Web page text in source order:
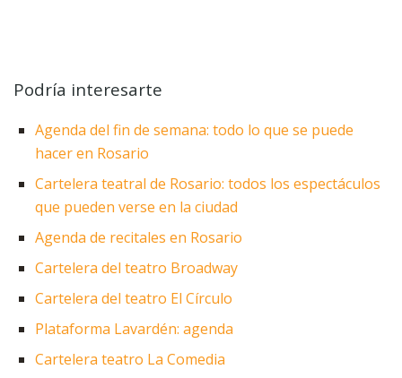
Podría interesarte
Agenda del fin de semana: todo lo que se puede
hacer en Rosario
Cartelera teatral de Rosario: todos los espectáculos
que pueden verse en la ciudad
Agenda de recitales en Rosario
Cartelera del teatro Broadway
Cartelera del teatro El Círculo
Plataforma Lavardén: agenda
Cartelera teatro La Comedia